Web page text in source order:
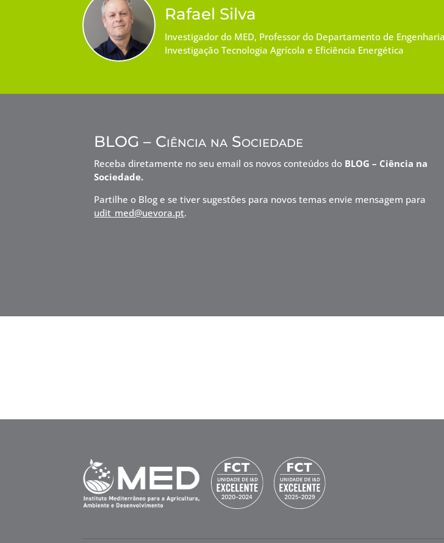
Rafael Silva
Investigador do MED, Professor do Departamento de
Investigação Tecnologia Agrícola e Eficiência Energética
BLOG – Ciência na Sociedade
Receba diretamente no seu email os novos conteúdos do BLOG – Ciência na
Sociedade.
Partilhe o Blog e se tiver sugestões para novos temas envie mensagem para
udit_med@uevora.pt.